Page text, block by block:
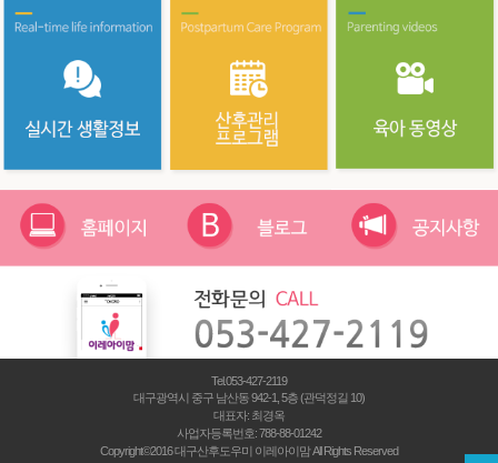
Tel.053-427-2119
대구광역시 중구 남산동 942-1, 5층 (관덕정길 10)
대표자: 최경옥
사업자등록번호:788-88-01242
Copyright©2016 대구산후도우미 이레아이맘 All Rights Reserved